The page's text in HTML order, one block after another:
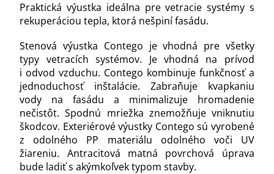
Praktická výustka ideálna pre vetracie systémy s
rekuperáciou tepla, ktorá nešpiní fasádu.
Stenová výustka Contego je vhodná pre všetky
typy vetracích systémov. Je vhodná na prívod
i odvod vzduchu. Contego kombinuje funkčnosť a
jednoduchosť inštalácie. Zabraňuje kvapkaniu
vody na fasádu a minimalizuje hromadenie
nečistôt. Spodnú mriežka znemožňuje vniknutiu
škodcov. Exteriérové výustky Contego sú vyrobené
z odolného PP materiálu odolného voči UV
žiareniu. Antracitová matná povrchová úprava
bude ladiť s akýmkoľvek typom stavby.